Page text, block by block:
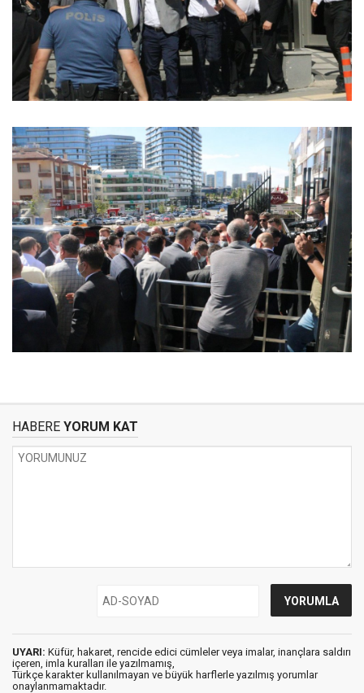
HABERE YORUM KAT
UYARI: Küfür, hakaret, rencide edici cümleler veya imalar, inançlara saldırı
içeren, imla kuralları ile yazılmamış,
Türkçe karakter kullanılmayan ve büyük harflerle yazılmış yorumlar
onaylanmamaktadır.